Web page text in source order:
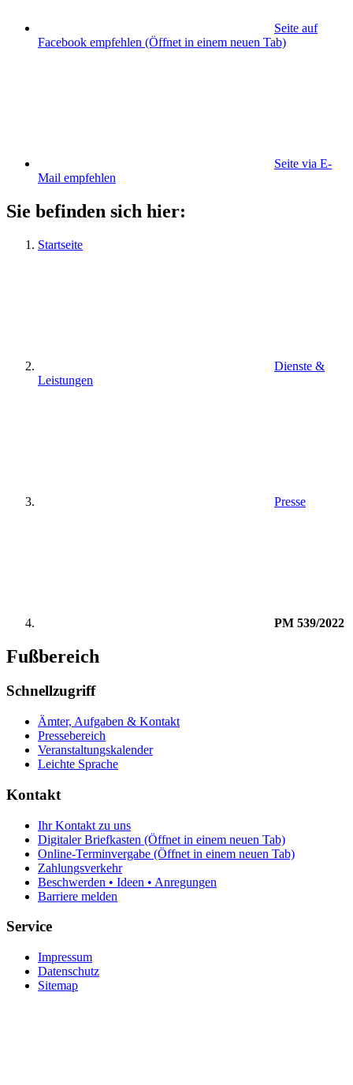
Seite auf
Facebook empfehlen (Öffnet in einem neuen Tab)
Seite via E-
Mail empfehlen
Sie befinden sich hier:
Startseite
Dienste &
Leistungen
Presse
PM 539/2022
Fußbereich
Schnellzugriff
Ämter, Aufgaben & Kontakt
Pressebereich
Veranstaltungskalender
Leichte Sprache
Kontakt
Ihr Kontakt zu uns
Digitaler Briefkasten (Öffnet in einem neuen Tab)
Online-Terminvergabe (Öffnet in einem neuen Tab)
Zahlungsverkehr
Beschwerden • Ideen • Anregungen
Barriere melden
Service
Impressum
Datenschutz
Sitemap